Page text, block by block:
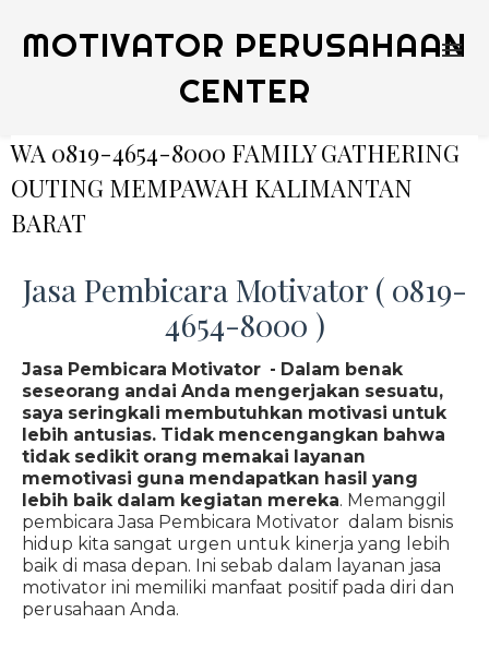
MOTIVATOR PERUSAHAAN
CENTER
WA 0819-4654-8000 FAMILY GATHERING
OUTING MEMPAWAH KALIMANTAN
BARAT
Jasa Pembicara Motivator ( 0819-
4654-8000 )
Jasa Pembicara Motivator - Dalam benak
seseorang andai Anda mengerjakan sesuatu,
saya seringkali membutuhkan motivasi untuk
lebih antusias. Tidak mencengangkan bahwa
tidak sedikit orang memakai layanan
memotivasi guna mendapatkan hasil yang
lebih baik dalam kegiatan mereka. Memanggil
pembicara Jasa Pembicara Motivator dalam bisnis
hidup kita sangat urgen untuk kinerja yang lebih
baik di masa depan. Ini sebab dalam layanan jasa
motivator ini memiliki manfaat positif pada diri dan
perusahaan Anda.